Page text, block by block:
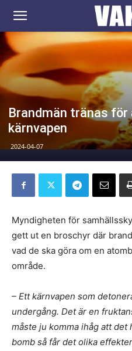
VAKEN.se
Brandmän tränas
kärnvapen
2024-04-07
Myndigheten för
gett ut en broschyr där
vad de ska göra om en
område.
– Ett kärnvapen som
undergång. Det är en
måste ju komma ihåg att det
bomb så får det olika effekter